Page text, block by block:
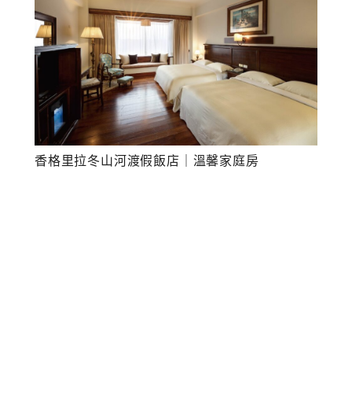
香格里拉冬山河渡假飯店｜溫馨家庭房